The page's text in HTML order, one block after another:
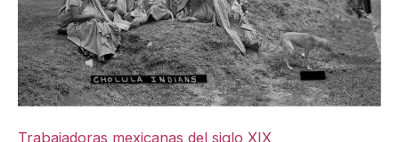
Trabajadoras mexicanas del siglo XIX